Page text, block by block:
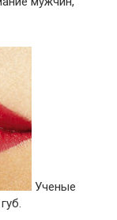
Ученые